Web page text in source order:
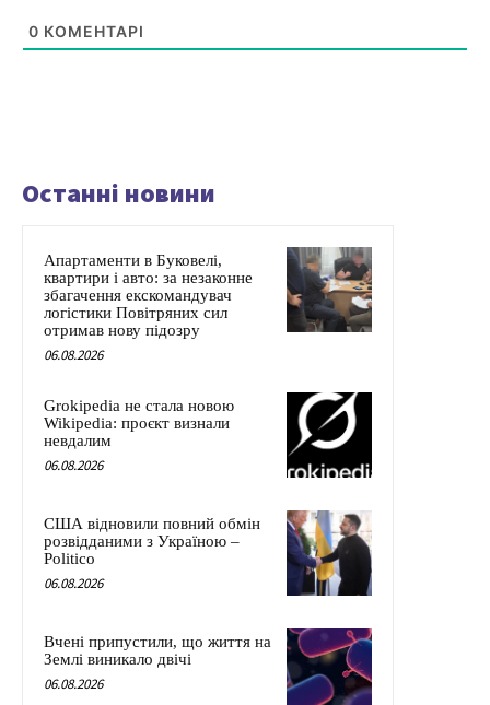
0 КОМЕНТАРІ
Останні новини
Апартаменти в Буковелі,
квартири і авто: за незаконне
збагачення екскомандувач
логістики Повітряних сил
отримав нову підозру
06.08.2026
Grokipedia не стала новою
Wikipedia: проєкт визнали
невдалим
06.08.2026
США відновили повний обмін
розвідданими з Україною –
Politico
06.08.2026
Вчені припустили, що життя на
Землі виникало двічі
06.08.2026